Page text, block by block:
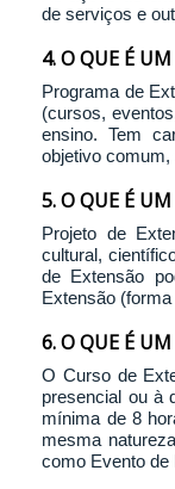
de serviços e
4. O QUE É
Programa de
(cursos,
ensino. Tem
objetivo comum,
5. O QUE É
Projeto de
cultural,
de Extensão
Extensão
6. O QUE É
O Curso de
presencial ou à
mínima de 8
mesma
como Evento de